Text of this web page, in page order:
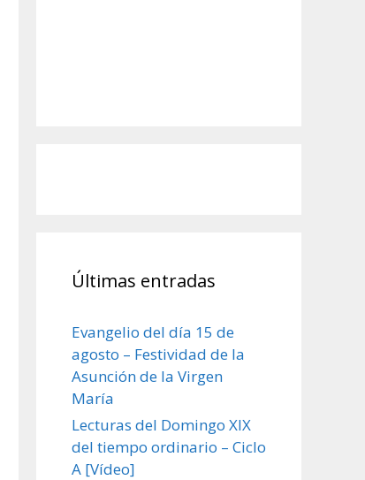
Últimas entradas
Evangelio del día 15 de
agosto – Festividad de la
Asunción de la Virgen
María
Lecturas del Domingo XIX
del tiempo ordinario – Ciclo
A [Vídeo]